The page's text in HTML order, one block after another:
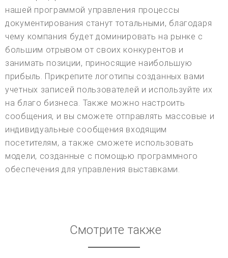
нашей программой управления процессы
документирования станут тотальными, благодаря
чему компания будет доминировать на рынке с
большим отрывом от своих конкурентов и
занимать позиции, приносящие наибольшую
прибыль. Прикрепите логотипы созданных вами
учетных записей пользователей и используйте их
на благо бизнеса. Также можно настроить
сообщения, и вы сможете отправлять массовые и
индивидуальные сообщения входящим
посетителям, а также сможете использовать
модели, созданные с помощью программного
обеспечения для управления выставками.
Смотрите также